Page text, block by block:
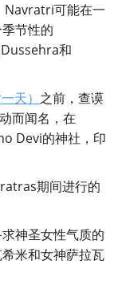
Navratri可能在一
节性的
和
天） 之前，查谟
而闻名，在
Devi的神社，印
期间进行的
神圣女性气质的
米和女神萨拉瓦